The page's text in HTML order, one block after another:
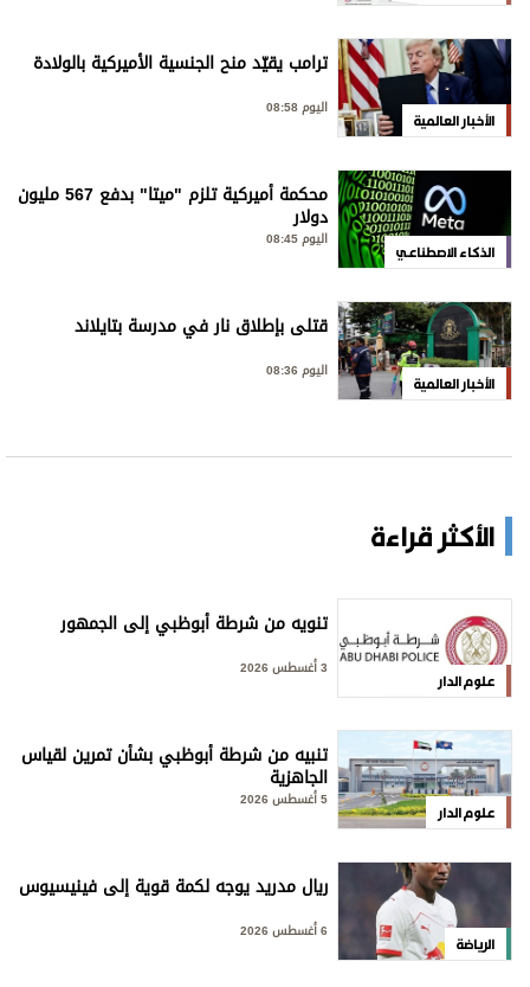
الأخبار العالمية
ترامب يقيّد منح الجنسية الأميركية بالولادة
اليوم 08:58
الذكاء الاصطناعي
محكمة أميركية تلزم "ميتا" بدفع 567 مليون
دولار
اليوم 08:45
الأخبار العالمية
قتلى بإطلاق نار في مدرسة بتايلاند
اليوم 08:36
الأكثر قراءة
علوم الدار
تنويه من شرطة أبوظبي إلى الجمهور
علوم الدار
تنبيه من شرطة أبوظبي بشأن تمرين لقياس
الجاهزية
5 أغسطس 2026
الرياضة
ريال مدريد يوجه لكمة قوية إلى فينيسيوس